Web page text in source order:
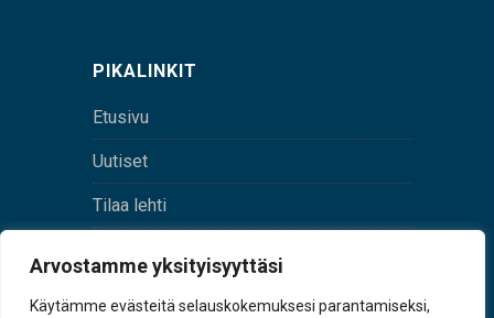
Arvostamme yksityisyyttäsi
Käytämme evästeitä selauskokemuksesi parantamiseksi,
PIKALINKIT
Etusivu
Uutiset
Tilaa lehti